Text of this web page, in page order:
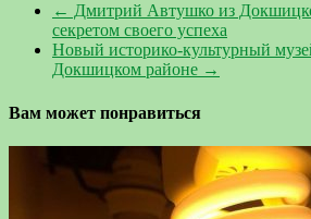
← Дмитрий Автушко из
секретом своего успеха
Новый историко-культурный
Докшицком районе →
Вам может понравиться